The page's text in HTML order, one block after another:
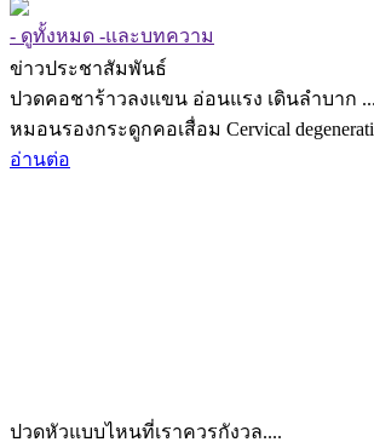
- ดูทั้งหมด -และบทความ
ข่าวประชาสัมพันธ์
ปวดคอชาร้าวลงแขน อ่อนแรง เดินลำบาก
หมอนรองกระดูกคอเสื่อม Cervical
อ่านต่อ
ปวดหัวแบบไหนที่เราควรกังวล....